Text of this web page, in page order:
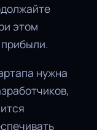
этом
нужна